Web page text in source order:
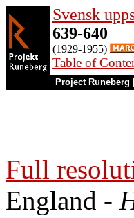
Svensk
639-640
(1929-1955)
Table of
Project Runeberg
Full
England -